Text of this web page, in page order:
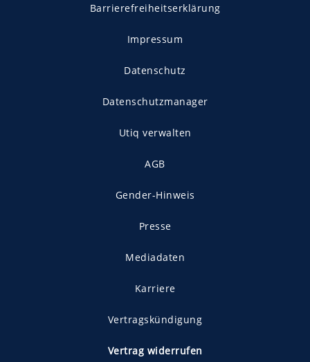
Barrierefreiheitserklärung
Impressum
Datenschutz
Datenschutzmanager
Utiq verwalten
AGB
Gender-Hinweis
Presse
Mediadaten
Karriere
Vertragskündigung
Vertrag widerrufen